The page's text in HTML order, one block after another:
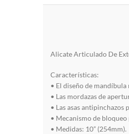
Alicate Articulado De
Características:
• El diseño de
• Las mordazas de
• Las asas
• Mecanismo de
• Medidas: 10” (254mm).